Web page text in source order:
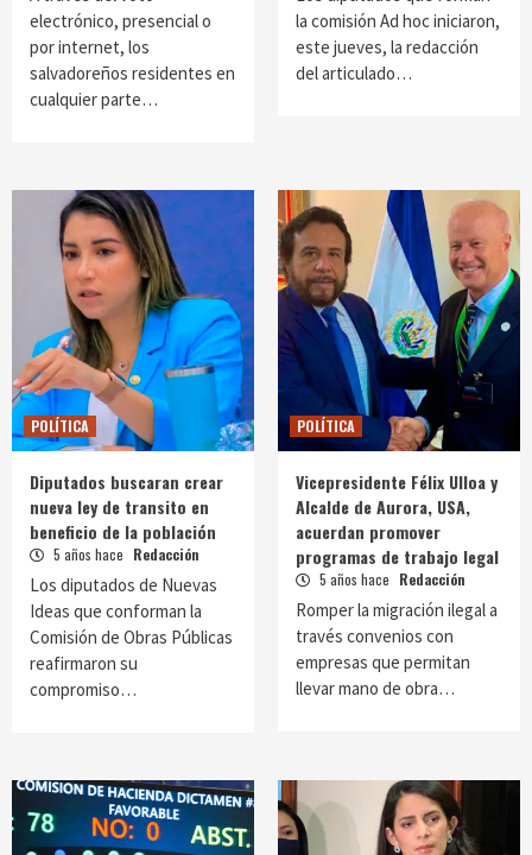
electrónico, presencial o
por internet, los
salvadoreños residentes en
cualquier parte…
la comisión Ad hoc iniciaron,
este jueves, la redacción
del articulado…
POLÍTICA
Diputados buscaran crear
nueva ley de transito en
beneficio de la población
5 años hace Redacción
Los diputados de Nuevas
Ideas que conforman la
Comisión de Obras Públicas
reafirmaron su
compromiso…
POLÍTICA
Vicepresidente Félix Ulloa y
Alcalde de Aurora, USA,
acuerdan promover
programas de trabajo legal
5 años hace Redacción
Romper la migración ilegal a
través convenios con
empresas que permitan
llevar mano de obra…